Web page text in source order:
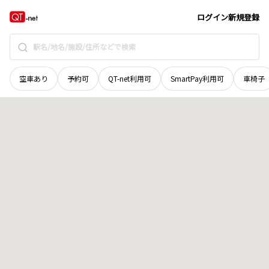
ログイン新規登録
空車あり 予約可 QT-net利用可 SmartPay利用可 車椅子
秋田県